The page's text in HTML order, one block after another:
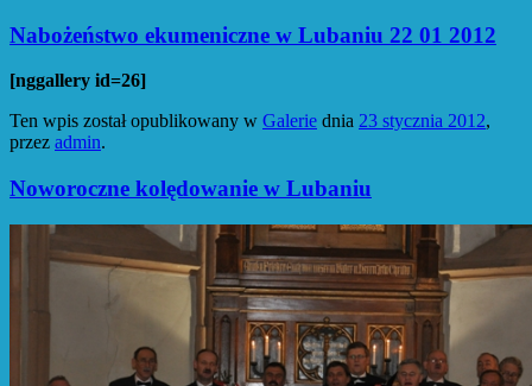
Nabożeństwo ekumeniczne w Lubaniu 22 01 2012
[nggallery id=26]
Ten wpis został opublikowany w Galerie dnia 23 stycznia 2012,
przez admin.
Noworoczne kolędowanie w Lubaniu